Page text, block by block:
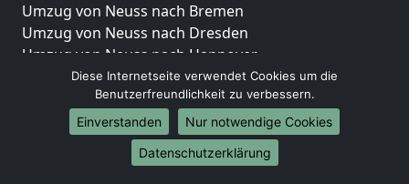
Umzug von Neuss nach Bremen
Umzug von Neuss nach Dresden
Umzug von Neuss nach Hannover
Umzug von Neuss nach Nürnberg
Umzug von Neuss nach Duisburg
Umzug von Neuss nach Bochum
Umzug von Neuss nach Wuppertal
Umzug von Neuss nach Bielefeld
Diese Internetseite verwendet Cookies um die
Benutzerfreundlichkeit zu verbessern.
Einverstanden
Nur notwendige Cookies
Datenschutzerklärung